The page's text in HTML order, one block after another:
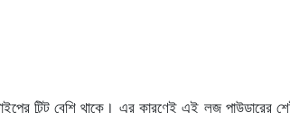
টিন্ট বেশি থাকে। এর কারণেই এই লুজ পাউডারের